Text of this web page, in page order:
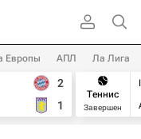
Европы АПЛ Ла Лига
2
1
Теннис
Завершен